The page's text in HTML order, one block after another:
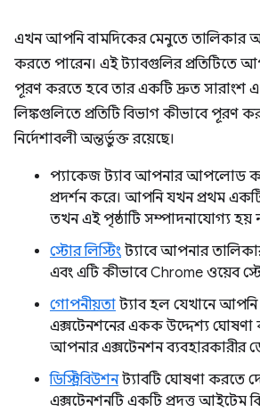
এখন আপনি বামদিকের মেনুতে তালিকার
করতে পারেন। এই ট্যাবগুলির প্রতিটিতে
পূরণ করতে হবে তার একটি দ্রুত সারাংশ
লিঙ্কগুলিতে প্রতিটি বিভাগ কীভাবে পূরণ
নির্দেশাবলী অন্তর্ভুক্ত রয়েছে।
প্যাকেজ ট্যাব আপনার আপলোড
প্রদর্শন করে। আপনি যখন প্রথম
তখন এই পৃষ্ঠাটি সম্পাদনাযোগ্য হয়
স্টোর লিস্টিং ট্যাবে আপনার
এবং এটি কীভাবে Chrome ওয়েব
গোপনীয়তা ট্যাব হল যেখানে
এক্সটেনশনের একক উদ্দেশ্য ঘোষণা
আপনার এক্সটেনশন ব্যবহারকারীর
ডিস্ট্রিবিউশনট্যাবটি ঘোষণা করতে
এক্সটেনশনটি একটি প্রদত্ত আইটেম